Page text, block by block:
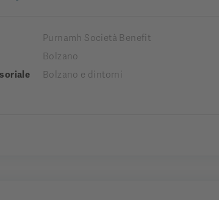
Purnamh Società Benefit
Bolzano
Bolzano e dintorni